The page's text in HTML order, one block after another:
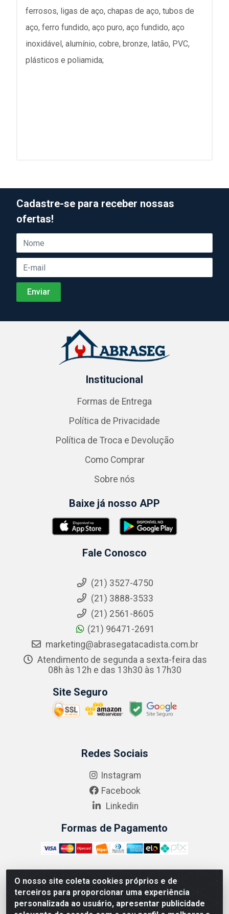
ferrosos, ligas de aço, chapas de aço, tubos de
aço, ferro fundido, aço puro, aço fundido, aço
inoxidável, alumínio, cobre, bronze, latão, PVC,
plásticos e poliamida;
O nosso site coleta cookies próprios e de
terceiros para proporcionar uma experiência
personalizada ao usuário, apresentar publicidade
Cadastre-se para receber nossas
ofertas!
Institucional
Formas de Entrega
Política de Privacidade
Política de Troca e Devolução
Como Comprar
Sobre nós
Baixe já nosso APP
Fale Conosco
(21) 3527-4750
(21) 3888-3533
(21) 2561-8605
(21) 96471-2691
marketing@abrasegatacadista.com.br
Atendimento de segunda a sexta-feira das
08h às 12h e das 13h30 às 17h30
Site Seguro
Redes Sociais
Instagram
Facebook
Linkedin
Formas de Pagamento
ABRASEG COMÉRCIO ATACADISTA LTDA - CNPJ:
10.894.768/0001-00 - Avenida Lobo Júnior, 1045 -
Penha Circular - Rio de Janeiro - RJ - CEP 21020-124